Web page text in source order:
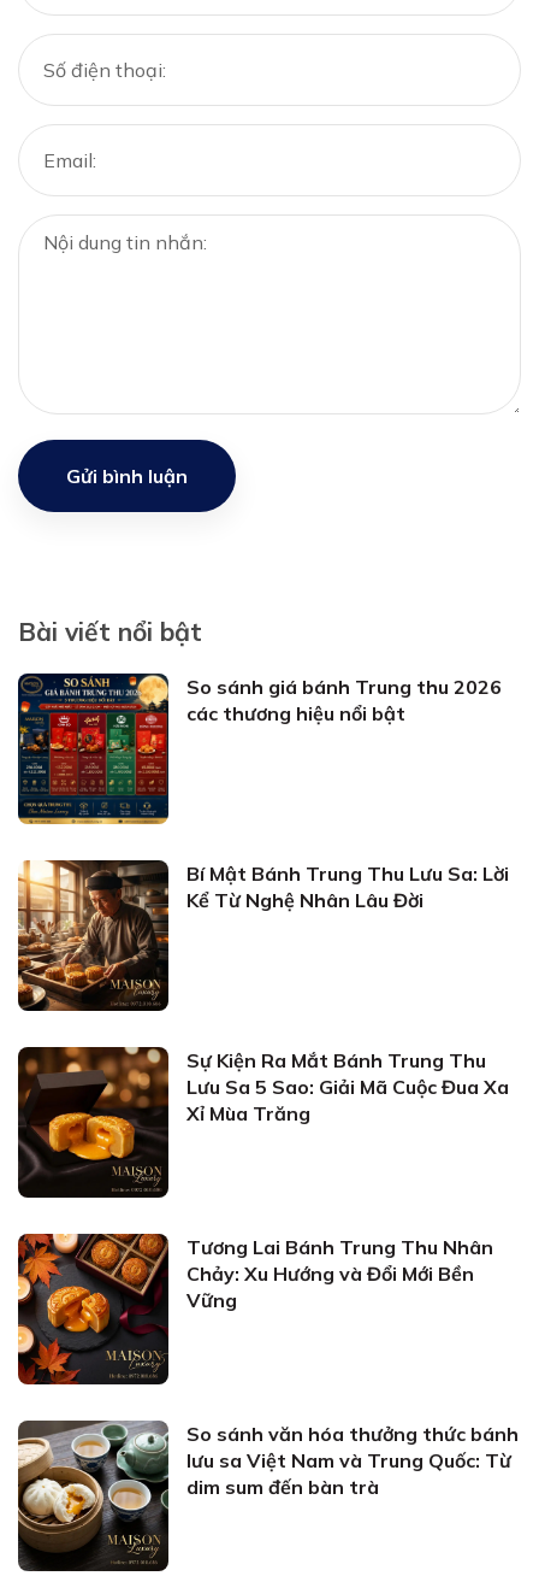
Gửi bình luận
Bài viết nổi bật
So sánh giá bánh Trung thu 2026
các thương hiệu nổi bật
Bí Mật Bánh Trung Thu Lưu Sa: Lời
Kể Từ Nghệ Nhân Lâu Đời
Sự Kiện Ra Mắt Bánh Trung Thu
Lưu Sa 5 Sao: Giải Mã Cuộc Đua Xa
Xỉ Mùa Trăng
Tương Lai Bánh Trung Thu Nhân
Chảy: Xu Hướng và Đổi Mới Bền
Vững
So sánh văn hóa thưởng thức bánh
lưu sa Việt Nam và Trung Quốc: Từ
dim sum đến bàn trà